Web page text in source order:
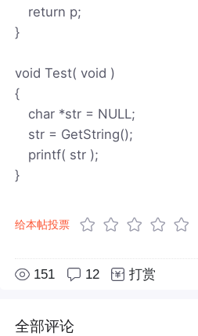
return p;
}
void Test( void )
{
char *str = NULL;
str = GetString();
printf( str );
}
给本帖投票
151 12 打赏
全部评论